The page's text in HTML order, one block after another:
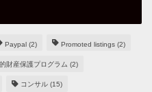
Paypal (2) Promoted listings (2)
財産保護プログラム (2)
コンサル (15)